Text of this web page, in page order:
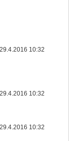
29.4.2016 10:32
29.4.2016 10:32
29.4.2016 10:32